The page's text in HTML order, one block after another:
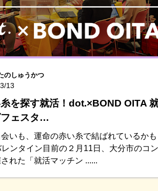
のしゅうかつ
13
を探す就活！dot.×BOND OITA
ェスタ…
いも、運命の赤い糸で結ばれているか
ンタイン目前の２月11日、大分市のコ
れた「就活マッチン ......